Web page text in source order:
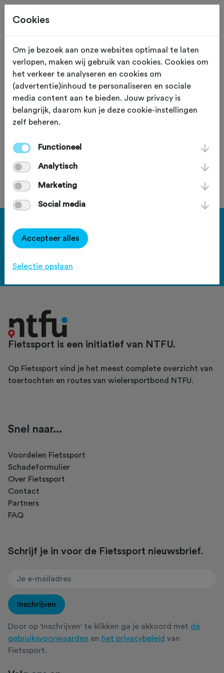
253,0 KM Solingen (D) (Buitenland)
Solingen - Gouda 2016
Wegversie
Haal meer uit Fietssport en ga
voor het PLUS account.
Bekijk de voordelen
Fietssport is een initiatief van NTFU.
Op Fietssport vind je het meest complete overzicht van
toertochten en routes van wielersportbond NTFU.
Snel naar...
Voordelen Fietssport
Schadeformulier
Over Fietssport
Contact
Partners
FAQ
Schrijf je in voor de Fietssport nieuwsbrief.
Inschrijven
Door op 'Inschrijven' te klikken ga je akkoord met de
gebruiksvoorwaarden en het privacybeleid van
Fietssport.
Cookies
Om je bezoek aan onze websites optimaal te laten
verlopen, maken wij gebruik van cookies. Cookies om
het verkeer te analyseren en cookies om
(advertentie)inhoud te personaliseren en sociale
media content aan te bieden. Jouw privacy is
belangrijk, daarom kun je deze cookie-instellingen
zelf beheren.
Functioneel
Analytisch
Marketing
Social media
Accepteer alles
Selectie opslaan